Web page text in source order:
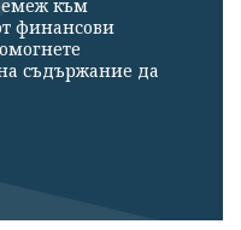
към
финансови
съдържание да